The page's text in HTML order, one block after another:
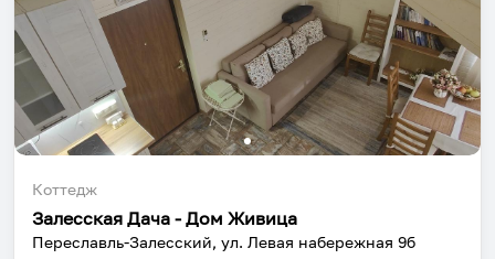
Коттедж
Залесская Дача - Дом Живица
Переславль-Залесский, ул. Левая набережная 9б